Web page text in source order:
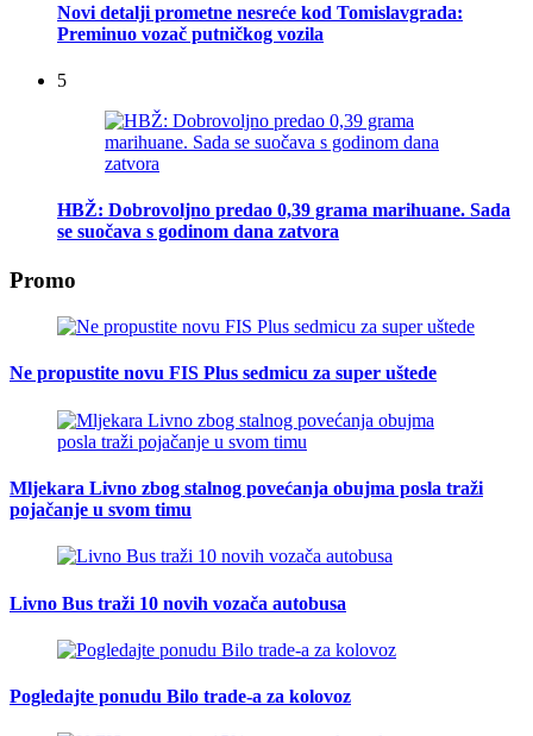
Novi detalji prometne nesreće kod Tomislavgrada:
Preminuo vozač putničkog vozila
5
HBŽ: Dobrovoljno predao 0,39 grama marihuane. Sada
se suočava s godinom dana zatvora
Promo
Ne propustite novu FIS Plus sedmicu za super uštede
Mljekara Livno zbog stalnog povećanja obujma posla traži
pojačanje u svom timu
Livno Bus traži 10 novih vozača autobusa
Pogledajte ponudu Bilo trade-a za kolovoz